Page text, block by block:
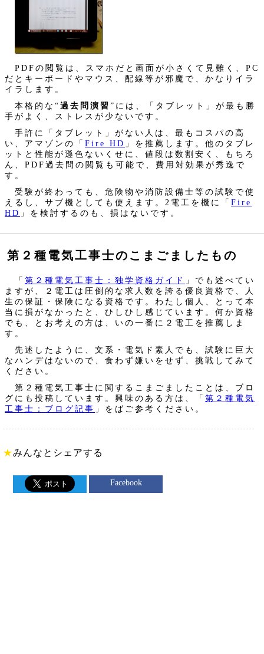
PDFの閲覧は、スマホだと画面が小さくて見難く、PC
だとキーボードやマウス、配線等が邪魔で、かなりイラ
イラします。
本格的な“過去問演習”には、「タブレット」が最も勝
手がよく、ストレスが少ないです。
手許に「タブレット」がない人は、最もコスパの高
い、アマゾンの「 Fire HD 」を推薦します。他のタブレ
ットと性能が遜色ないくせに、値段は数割安く、もちろ
ん、PDF過去問の閲覧も可能で、費用対効果が秀逸で
す。
受験が終わっても、危険物や消防設備士等の試験で使
えるし、サブ機としても使えます。2電工を機に「 Fire
HD 」を検討するのも、損はないです。
第２種電気工事士のこまごましたもの
「 第２種電気工事士：独学資格ガイド
」でも述べてい
ますが、２電工は圧倒的な求人数を誇る優良資格で、人
生の保証・保険になる資格です。わたし個人、とって本
当に損がなかったと、ひしひし感じています。何か資格
でも、とお考えの方は、いの一番に２電工を推薦しま
す。
先述したように、文系・電気ド素人でも、試験に巨大
なハンデはないので、食わず嫌いをせず、挑戦してみて
ください。
第２種電気工事士に関するこまごましたことは、ブロ
グにも投稿しています。興味のある方は、「 第２種電気
工事士：ブログ記事 」をばご参考ください。
★みんなとシェアする
Facebook